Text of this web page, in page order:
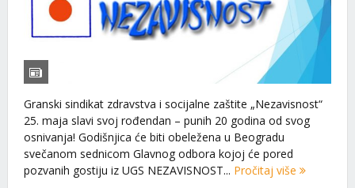
Granski sindikat zdravstva i socijalne zaštite „Nezavisnost“
25. maja slavi svoj rođendan – punih 20 godina od svog
osnivanja! Godišnjica će biti obeležena u Beogradu
svečanom sednicom Glavnog odbora kojoj će pored
pozvanih gostiju iz UGS NEZAVISNOST... Pročitaj više